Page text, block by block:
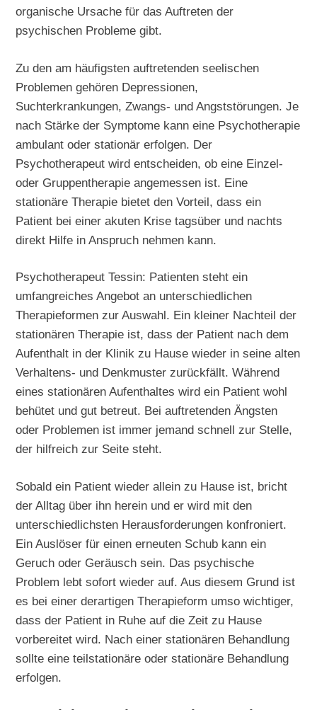
organische Ursache für das Auftreten der
psychischen Probleme gibt.
Zu den am häufigsten auftretenden seelischen
Problemen gehören Depressionen,
Suchterkrankungen, Zwangs- und Angststörungen. Je
nach Stärke der Symptome kann eine Psychotherapie
ambulant oder stationär erfolgen. Der
Psychotherapeut wird entscheiden, ob eine Einzel-
oder Gruppentherapie angemessen ist. Eine
stationäre Therapie bietet den Vorteil, dass ein
Patient bei einer akuten Krise tagsüber und nachts
direkt Hilfe in Anspruch nehmen kann.
Psychotherapeut Tessin: Patienten steht ein
umfangreiches Angebot an unterschiedlichen
Therapieformen zur Auswahl. Ein kleiner Nachteil der
stationären Therapie ist, dass der Patient nach dem
Aufenthalt in der Klinik zu Hause wieder in seine alten
Verhaltens- und Denkmuster zurückfällt. Während
eines stationären Aufenthaltes wird ein Patient wohl
behütet und gut betreut. Bei auftretenden Ängsten
oder Problemen ist immer jemand schnell zur Stelle,
der hilfreich zur Seite steht.
Sobald ein Patient wieder allein zu Hause ist, bricht
der Alltag über ihn herein und er wird mit den
unterschiedlichsten Herausforderungen konfroniert.
Ein Auslöser für einen erneuten Schub kann ein
Geruch oder Geräusch sein. Das psychische
Problem lebt sofort wieder auf. Aus diesem Grund ist
es bei einer derartigen Therapieform umso wichtiger,
dass der Patient in Ruhe auf die Zeit zu Hause
vorbereitet wird. Nach einer stationären Behandlung
sollte eine teilstationäre oder stationäre Behandlung
erfolgen.